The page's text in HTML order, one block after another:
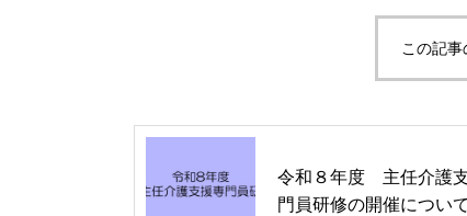
この記
令和８年度 主任介護
門員研修の開催につ